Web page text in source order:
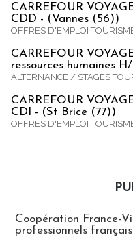
CARREFOUR
CDD - (Vannes (56))
OFFRES D'EMPLOI
CARREFOUR
ressources humaines
ALTERNANCE / STAGES
CARREFOUR
CDI - (St Brice (77))
OFFRES D'EMPLOI
Coopération France-
professionnels